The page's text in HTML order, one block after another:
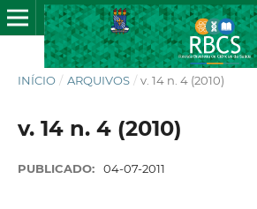
INÍCIO / ARQUIVOS / v. 14 n. 4 (2010)
v. 14 n. 4 (2010)
PUBLICADO: 04-07-2011